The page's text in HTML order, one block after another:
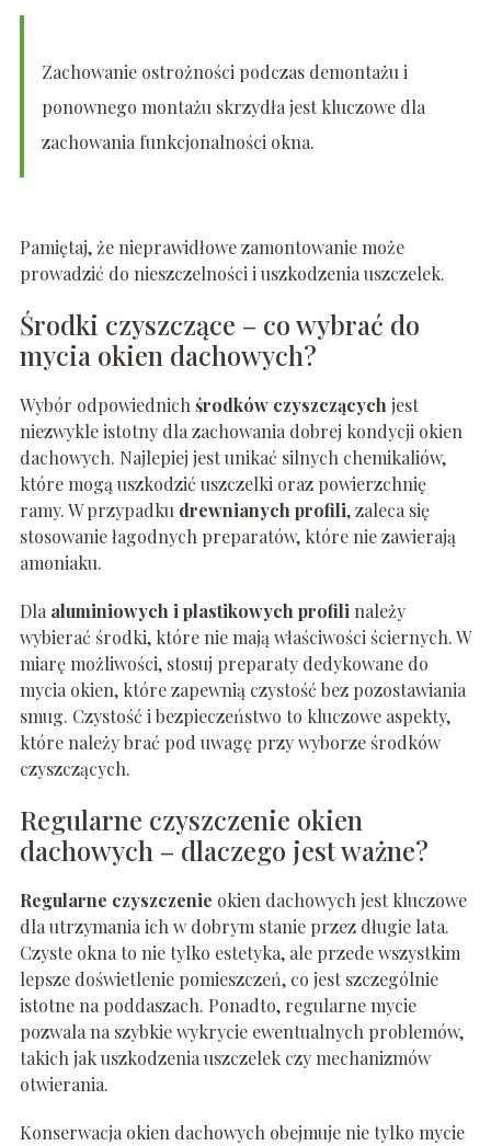
Zachowanie ostrożności podczas demontażu i
ponownego montażu skrzydła jest kluczowe dla
zachowania funkcjonalności okna.
Pamiętaj, że nieprawidłowe zamontowanie może
prowadzić do nieszczelności i uszkodzenia uszczelek.
Środki czyszczące – co wybrać do
mycia okien dachowych?
Wybór odpowiednichśrodków czyszczącychjest
niezwykle istotny dla zachowania dobrej kondycji okien
dachowych. Najlepiej jest unikać silnych chemikaliów,
które mogą uszkodzić uszczelki oraz powierzchnię
ramy. W przypadku drewnianych profili, zaleca się
stosowanie łagodnych preparatów, które nie zawierają
amoniaku.
Dlaaluminiowych i plastikowych profilinależy
wybierać środki, które nie mają właściwości ściernych. W
miarę możliwości, stosuj preparaty dedykowane do
mycia okien, które zapewnią czystość bez pozostawiania
smug. Czystość i bezpieczeństwo to kluczowe aspekty,
które należy brać pod uwagę przy wyborze środków
czyszczących.
Regularne czyszczenie okien
dachowych – dlaczego jest ważne?
Regularne czyszczenie okien dachowych jest kluczowe
dla utrzymania ich w dobrym stanie przez długie lata.
Czyste okna to nie tylko estetyka, ale przede wszystkim
lepsze doświetlenie pomieszczeń, co jest szczególnie
istotne na poddaszach. Ponadto, regularne mycie
pozwala na szybkie wykrycie ewentualnych problemów,
takich jak uszkodzenia uszczelek czy mechanizmów
otwierania.
Konserwacja okien dachowych obejmuje nie tylko mycie